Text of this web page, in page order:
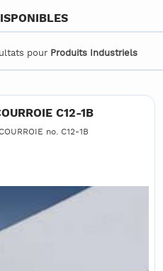
pour Produits Industriels
C12-1B
no. C12-1B